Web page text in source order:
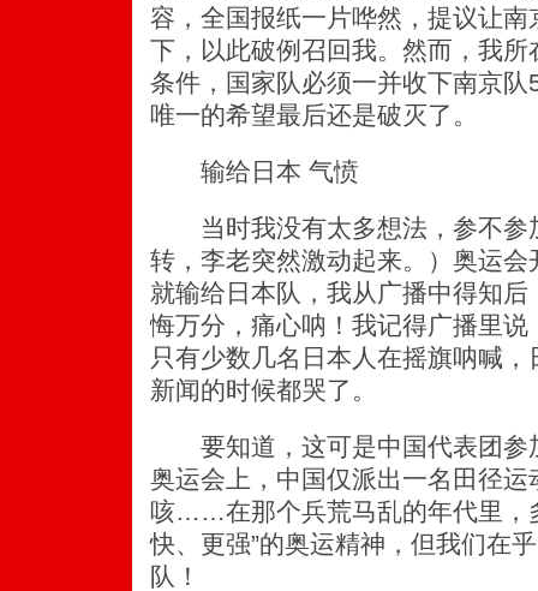
容，全国报纸一片哗然，提议让
下，以此破例召回我。然而，我
条件，国家队必须一并收下南京
唯一的希望最后还是破灭了。
输给日本 气愤
当时我没有太多想法，参不参
转，李老突然激动起来。）奥运
就输给日本队，我从广播中得知
悔万分，痛心呐！我记得广播里说
只有少数几名日本人在摇旗呐喊
新闻的时候都哭了。
要知道，这可是中国代表团参
奥运会上，中国仅派出一名田径
咳……在那个兵荒马乱的年代里，
快、更强”的奥运精神，但我们在
队！